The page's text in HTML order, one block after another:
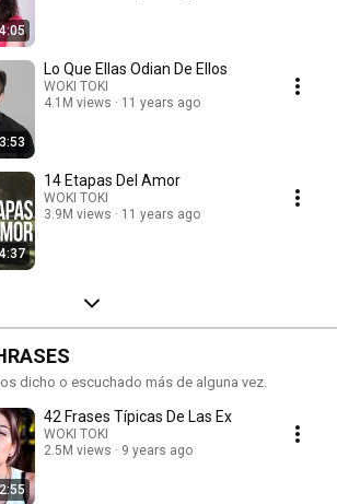
4:05
3:53
Lo Que Ellas Odian De Ellos
WOKI TOKI
4.1M views
11 years ago
4:37
14 Etapas Del Amor
WOKI TOKI
3.9M views
11 years ago
dicho o escuchado más de alguna vez.
2:55
42 Frases Típicas De Las Ex
WOKI TOKI
2.5M views
9 years ago